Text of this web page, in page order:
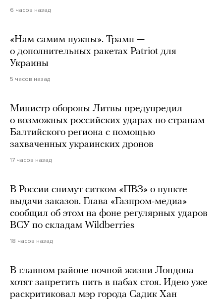
6 часов назад
«Нам самим нужны». Трамп —
о дополнительных ракетах Patriot для
Украины
5 часов назад
Министр обороны Литвы предупредил
о возможных российских ударах по странам
Балтийского региона с помощью
захваченных украинских дронов
17 часов назад
В России снимут ситком «ПВЗ» о пункте
выдачи заказов. Глава «Газпром-медиа»
сообщил об этом на фоне регулярных ударов
ВСУ по складам Wildberries
18 часов назад
В главном районе ночной жизни Лондона
хотят запретить пить в пабах стоя. Идею уже
раскритиковал мэр города Садик Хан